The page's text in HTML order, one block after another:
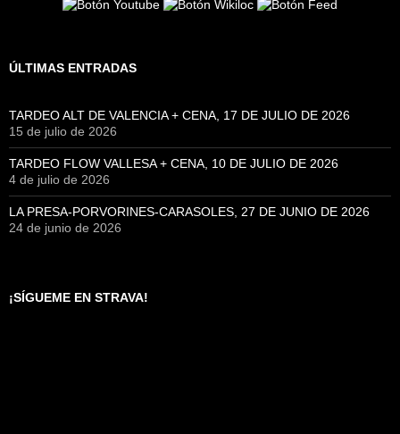
ÚLTIMAS ENTRADAS
TARDEO ALT DE VALENCIA + CENA, 17 DE JULIO DE 2026
15 de julio de 2026
TARDEO FLOW VALLESA + CENA, 10 DE JULIO DE 2026
4 de julio de 2026
LA PRESA-PORVORINES-CARASOLES, 27 DE JUNIO DE 2026
24 de junio de 2026
¡SÍGUEME EN STRAVA!